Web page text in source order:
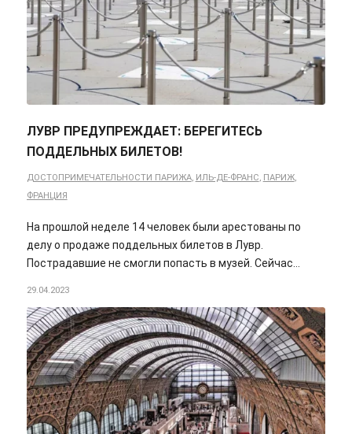
ЛУВР ПРЕДУПРЕЖДАЕТ: БЕРЕГИТЕСЬ
ПОДДЕЛЬНЫХ БИЛЕТОВ!
ДОСТОПРИМЕЧАТЕЛЬНОСТИ ПАРИЖА, ИЛЬ-ДЕ-ФРАНС, ПАРИЖ,
ФРАНЦИЯ
На прошлой неделе 14 человек были арестованы по
делу о продаже поддельных билетов в Лувр.
Пострадавшие не смогли попасть в музей. Сейчас…
29.04.2023